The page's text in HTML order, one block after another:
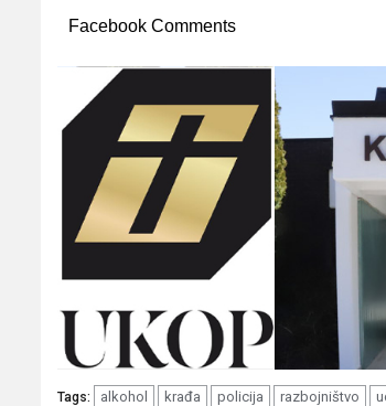
Facebook Comments
Tags: alkohol krađa policija razbojništvo